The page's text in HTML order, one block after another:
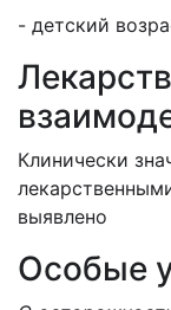
- детский
Клинически
выявлено
Особые